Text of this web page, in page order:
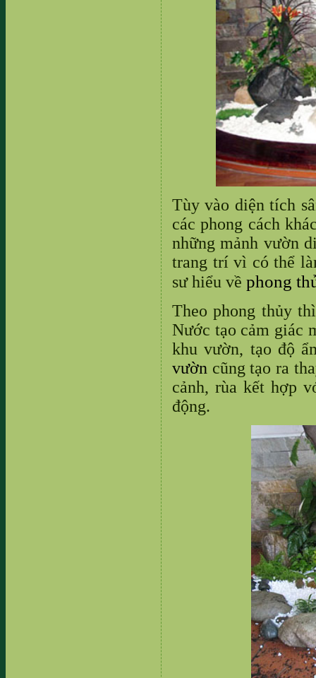
Tùy vào diện tích
các phong cách
những mảnh vườn
trang trí vì có thể
sư hiểu về phong
Theo phong thủy
Nước tạo cảm giác
khu vườn, tạo độ
vườn cũng tạo ra
cảnh, rùa kết hợp
động.